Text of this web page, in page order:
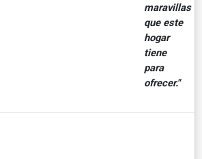
maravillas
que este
hogar
tiene
para
ofrecer."